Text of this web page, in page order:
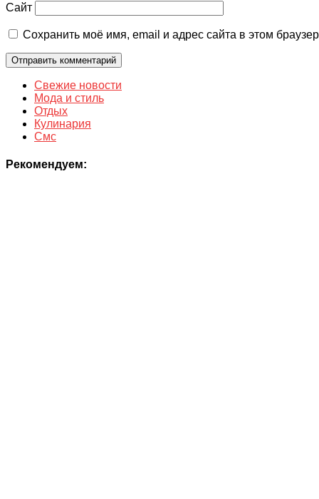
Сайт
Сохранить моё имя, email и адрес сайта в этом
Свежие новости
Мода и стиль
Отдых
Кулинария
Смс
Рекомендуем: